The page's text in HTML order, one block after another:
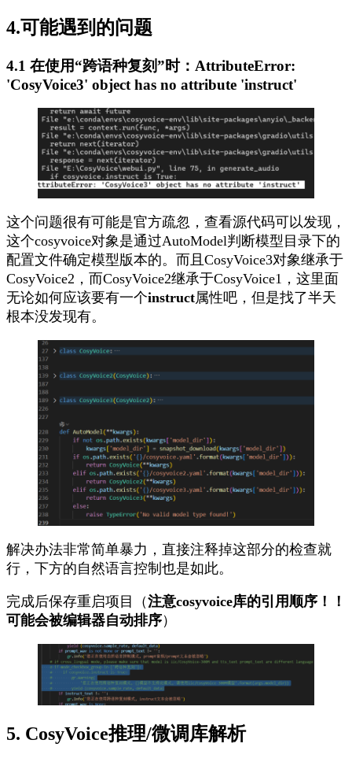
4.可能遇到的问题
4.1 在使用“跨语种复刻”时：AttributeError:
'CosyVoice3' object has no attribute 'instruct'
这个问题很有可能是官方疏忽，查看源代码可以发现，
这个cosyvoice对象是通过AutoModel判断模型目录下的
配置文件确定模型版本的。而且CosyVoice3对象继承于
CosyVoice2，而CosyVoice2继承于CosyVoice1，这里面
无论如何应该要有一个instruct属性吧，但是找了半天
根本没发现有。
解决办法非常简单暴力，直接注释掉这部分的检查就
行，下方的自然语言控制也是如此。
完成后保存重启项目（注意cosyvoice库的引用顺序！！
可能会被编辑器自动排序）
5. CosyVoice推理/微调库解析